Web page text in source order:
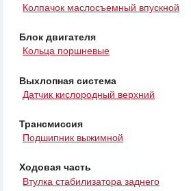
Колпачок маслосъемный впускной
Блок двигателя
Кольца поршневые
Выхлопная система
Датчик кислородный верхний
Трансмиссия
Подшипник выжимной
Ходовая часть
Втулка стабилизатора заднего